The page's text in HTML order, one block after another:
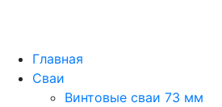
Главная
Сваи
Винтовые сваи 73 мм